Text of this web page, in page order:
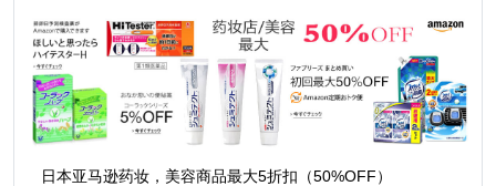
日本亚马逊药妆，美容商品最大5折扣（50%OFF）